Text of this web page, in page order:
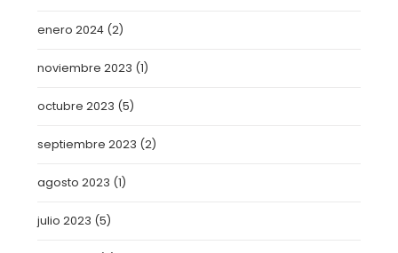
enero 2024 (2)
noviembre 2023 (1)
octubre 2023 (5)
septiembre 2023 (2)
agosto 2023 (1)
julio 2023 (5)